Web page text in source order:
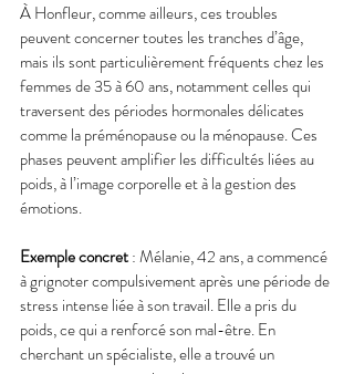
À Honfleur, comme ailleurs, ces troubles
peuvent concerner toutes les tranches d’âge,
mais ils sont particulièrement fréquents chez les
femmes de 35 à 60 ans, notamment celles qui
traversent des périodes hormonales délicates
comme la préménopause ou la ménopause. Ces
phases peuvent amplifier les difficultés liées au
poids, à l’image corporelle et à la gestion des
émotions.
Exemple concret : Mélanie, 42 ans, a commencé
à grignoter compulsivement après une période de
stress intense liée à son travail. Elle a pris du
poids, ce qui a renforcé son mal-être. En
cherchant un spécialiste, elle a trouvé un